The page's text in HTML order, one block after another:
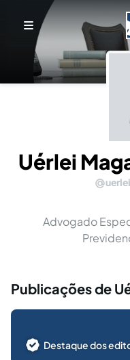
Uérlei
Advogado
Publicações de
Destaque dos